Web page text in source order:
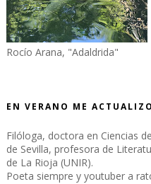
Rocío Arana, "Adaldrida"
EN VERANO ME
Filóloga, doctora en Ciencias
de Sevilla, profesora de
de La Rioja (UNIR).
Poeta siempre y youtuber a